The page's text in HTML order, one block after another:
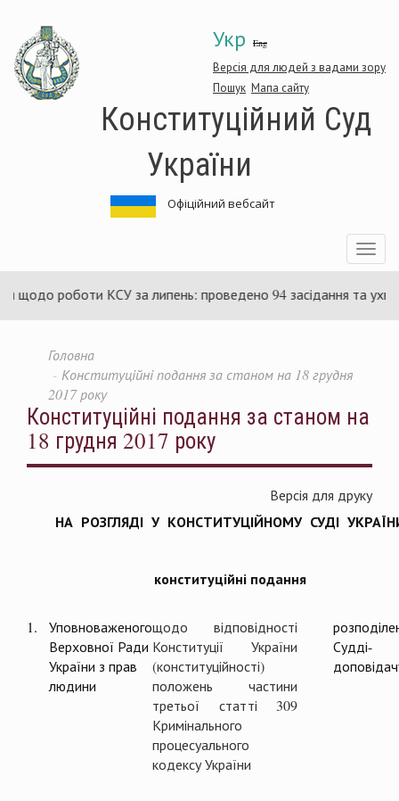
основного
матеріалу
Укр Eng
Версія для людей з вадами зору
Пошук Мапа сайту
Конституційний Суд
України
Офіційний вебсайт
Toggle
роботи КСУ за липень: проведено 94 засідання та ухвалено 85
Головна
Конституційні подання за станом на 18 грудня
2017 року
Конституційні подання за станом на
18 грудня 2017 року
Версія для друку
НА РОЗГЛЯДІ У КОНСТИТУЦІЙНОМУ СУДІ
конституційні подання
1.
Уповноваженого
Верховної Ради
України з прав
людини
щодо відповідності
Конституції України
(конституційності)
положень частини
третьої статті 309
Кримінального
процесуального
кодексу України
Судді-